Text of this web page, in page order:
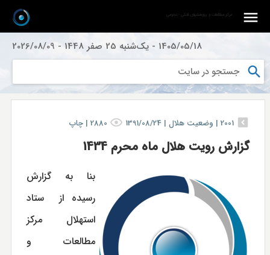
1405/05/18
- یک‌شنبه 25 صفر 1448 -
2026/08/09
مرکز مطالعات و پژوهشهای فلکی - نجومی
2001
| وضعیت هلال | 1391/08/24
2880
| چاپ
گزارش رویت هلال ماه محرم 1434
بنا به گزارش
رسیده از ستاد
استهلال مرکز
مطالعات و